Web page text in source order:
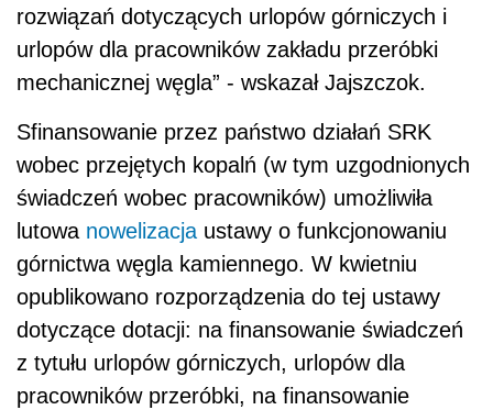
rozwiązań dotyczących urlopów górniczych i
urlopów dla pracowników zakładu przeróbki
mechanicznej węgla” - wskazał Jajszczok.
Sfinansowanie przez państwo działań SRK
wobec przejętych kopalń (w tym uzgodnionych
świadczeń wobec pracowników) umożliwiła
lutowa nowelizacja ustawy o funkcjonowaniu
górnictwa węgla kamiennego. W kwietniu
opublikowano rozporządzenia do tej ustawy
dotyczące dotacji: na finansowanie świadczeń
z tytułu urlopów górniczych, urlopów dla
pracowników przeróbki, na finansowanie